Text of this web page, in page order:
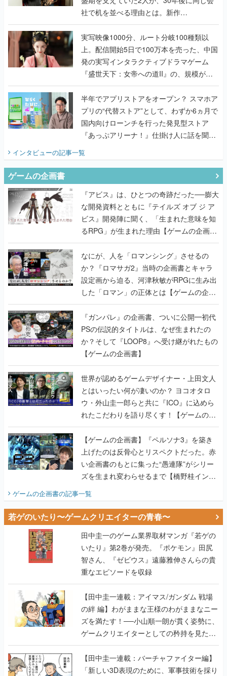
社で机を並べる理由とは。新作
『TATSUJIN EXTREME』で初タッグを組
んだレジェンド2人に訊く開発秘話
実写映像1000分、ルート分岐100種類以
上。配信開始5日で100万本を売った、中国
発の実写インタラクティブドラマゲーム
『盛世天下：女帝への道II』の、規模が違
うこだわりをプロデューサーに聞いた
半年でアプリストアをオープン？ スマホア
プリの“代替ストア”として、わずか6ヵ月で
国内向けローンチを行った発見型ストア
『あっぷアリーナ！』仕掛け人に話を聞い
インタビューの記事一覧
ゲームの企画書
『アビス』は、ひとつの奇跡だった──膨大
な開発資料とともに『テイルズ オブ ジ ア
ビス』開発陣に聞く、「生まれた意味を知
るRPG」が生まれた理由【ゲームの企画
書】
なにが、人を「ロマンシング」させるの
か？『ロマサガ2』当時の企画書とキャラ
設定画から迫る、河津秋敏がRPGに生み出
した「ロマン」の正体とは【ゲームの企画
書】
『ガンパレ』の企画書、ついに公開━初代
PSの伝説的タイトルは、なぜ生まれたの
か？そして『LOOP8』へ受け継がれたもの
【ゲームの企画書】
世界が認めるゲームデザイナー・上田文人
とはいったい何が凄いのか？ ヨコオタロ
ウ・外山圭一郎らと共に『ICO』に込めら
れたこだわりを語り尽くす！【ゲームの企
画書】
【ゲームの企画書】『ペルソナ3』を築き
上げたのは反骨心とリスペクトだった。赤
い企画書のもとに集った“愚連隊”がシリー
ズを生まれ変わらせるまで【橋野桂インタ
ゲームの企画書の記事一覧
若ゲのいたり〜ゲームクリエイターの青春〜
田中圭一のゲーム業界取材マンガ『若ゲの
いたり』第2巻が発売。『ポケモン』田尻
智さん、『ゼビウス』遠藤雅伸さんらの貴
重なエピソードを収録
【田中圭一連載：アイマス/ガンダム 戦場
の絆 編】わがままな王様のわがままなニー
ズを満たす！──小山順一朗が貫く姿勢に、
ゲームクリエイターとしての矜持を見た
【若ゲのいたり最終回】
【田中圭一連載：バーチャファイター編】
「新しい3D表現のために、軍事技術を採り